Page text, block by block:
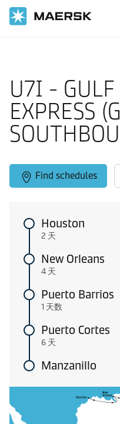
U7I - GULF
EXPRESS
Find schedules
Houston
2 天
New Orleans
4 天
Puerto Barrios
1 天数
Puerto Cortes
6 天
Manzanillo